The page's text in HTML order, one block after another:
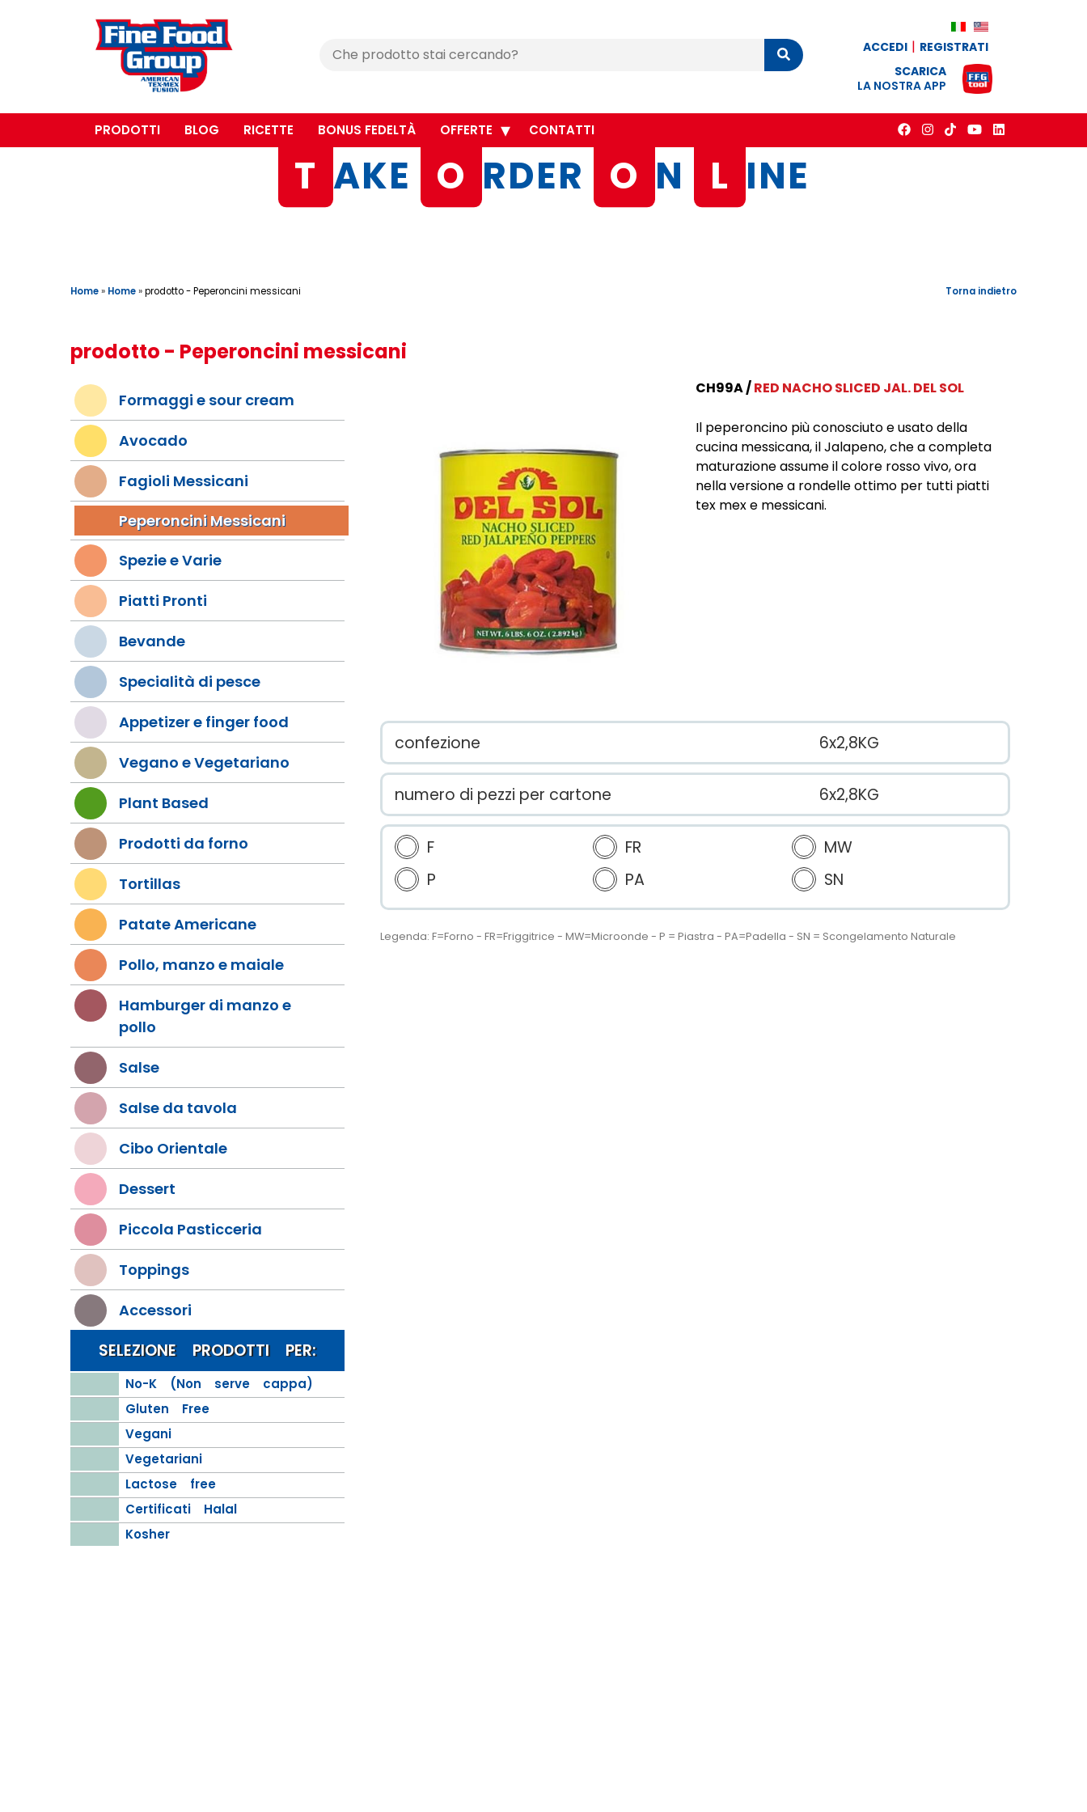
Cerca
Cerca ACCEDI
REGISTRATI
SCARICA
LA NOSTRA APP
PRODOTTI BLOG RICETTE BONUS FEDELTÀ OFFERTE CONTATTI
T AKE O RDER O N L INE
Home» Home»prodotto - Peperoncini messicani Torna indietro
prodotto - Peperoncini messicani
Formaggi e sour cream
Avocado
Fagioli Messicani
Peperoncini Messicani
Spezie e Varie
Piatti Pronti
Bevande
Specialità di pesce
Appetizer e finger food
Vegano e Vegetariano
Plant Based
Prodotti da forno
Tortillas
Patate Americane
Pollo, manzo e maiale
Hamburger di manzo e
pollo
Salse
Salse da tavola
Cibo Orientale
Dessert
Piccola Pasticceria
Toppings
Accessori
SELEZIONE PRODOTTI PER:
No-K (Non serve cappa)
Gluten Free
Vegani
Vegetariani
Lactose free
Certificati Halal
Kosher
CH99A RED NACHO SLICED JAL. DEL SOL
Il peperoncino più conosciuto e usato della
cucina messicana, il Jalapeno, che a completa
maturazione assume il colore rosso vivo, ora
nella versione a rondelle ottimo per tutti piatti
tex mex e messicani.
confezione 6x2,8KG
numero di pezzi per cartone 6x2,8KG
F FR
MW
P
PA SN
Legenda: F=Forno - FR=Friggitrice - MW=Microonde - P = Piastra - PA=Padella - SN = Scongelamento Naturale